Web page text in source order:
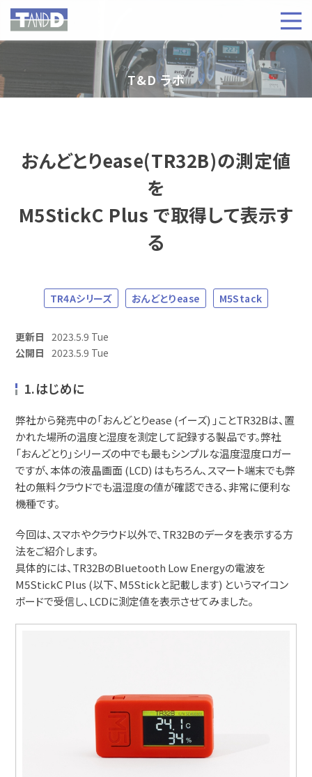
T&D ラボ
おんどとりease(TR32B)の測定値
を
M5StickC Plus で取得して表示す
る
TR4Aシリーズ おんどとりease M5Stack
更新日
2023.5.9 Tue
公開日
2023.5.9 Tue
1.はじめに
弊社から発売中の「おんどとりease (イーズ) 」ことTR32Bは、置
かれた場所の温度と湿度を測定して記録する製品です。弊社
「おんどとり」シリーズの中でも最もシンプルな温度湿度ロガー
ですが、本体の液晶画面 (LCD) はもちろん、スマート端末でも弊
社の無料クラウドでも温湿度の値が確認できる、非常に便利な
機種です。
今回は、スマホやクラウド以外で、TR32Bのデータを表示する方
法をご紹介します。
具体的には、TR32BのBluetooth Low Energyの電波を
M5StickC Plus (以下、M5Stickと記載します) というマイコン
ボードで受信し、LCDに測定値を表示させてみました。